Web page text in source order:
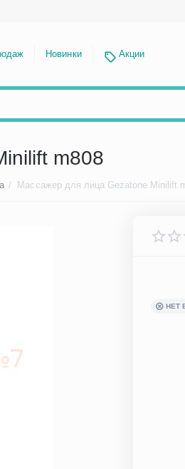
Новинки Акции
m808
/ Массажер для лица Gezatone Minilift
НЕТ